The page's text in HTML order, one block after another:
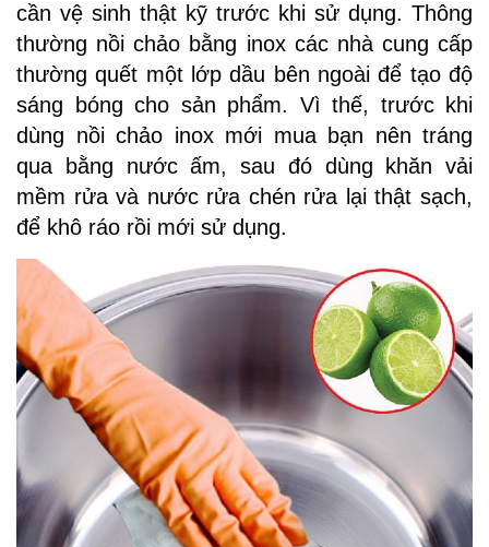
cần vệ sinh thật kỹ trước khi sử dụng. Thông
thường nồi chảo bằng inox các nhà cung cấp
thường quết một lớp dầu bên ngoài để tạo độ
sáng bóng cho sản phẩm. Vì thế, trước khi
dùng nồi chảo inox mới mua bạn nên tráng
qua bằng nước ấm, sau đó dùng khăn vải
mềm rửa và nước rửa chén rửa lại thật sạch,
để khô ráo rồi mới sử dụng.